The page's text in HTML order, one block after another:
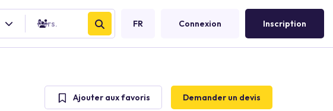
Pers. FR Connexion Inscription
Ajouter aux favoris Demander un devis